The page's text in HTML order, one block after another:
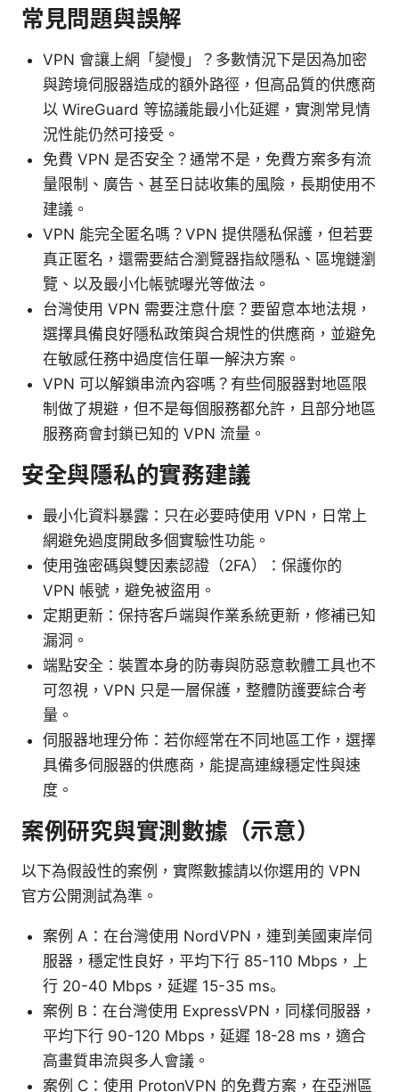
常見問題與誤解
VPN 會讓上網「變慢」？多數情況下是因為加密
與跨境伺服器造成的額外路徑，但高品質的供應商
以 WireGuard 等協議能最小化延遲，實測常見情
況性能仍然可接受。
免費 VPN 是否安全？通常不是，免費方案多有流
量限制、廣告、甚至日誌收集的風險，長期使用不
建議。
VPN 能完全匿名嗎？VPN 提供隱私保護，但若要
真正匿名，還需要結合瀏覽器指紋隱私、區塊鏈瀏
覽、以及最小化帳號曝光等做法。
台灣使用 VPN 需要注意什麼？要留意本地法規，
選擇具備良好隱私政策與合規性的供應商，並避免
在敏感任務中過度信任單一解決方案。
VPN 可以解鎖串流內容嗎？有些伺服器對地區限
制做了規避，但不是每個服務都允許，且部分地區
服務商會封鎖已知的 VPN 流量。
安全與隱私的實務建議
最小化資料暴露：只在必要時使用 VPN，日常上
網避免過度開啟多個實驗性功能。
使用強密碼與雙因素認證（2FA）：保護你的
VPN 帳號，避免被盜用。
定期更新：保持客戶端與作業系統更新，修補已知
漏洞。
端點安全：裝置本身的防毒與防惡意軟體工具也不
可忽視，VPN 只是一層保護，整體防護要綜合考
量。
伺服器地理分佈：若你經常在不同地區工作，選擇
具備多伺服器的供應商，能提高連線穩定性與速
度。
案例研究與實測數據（示意）
以下為假設性的案例，實際數據請以你選用的 VPN
官方公開測試為準。
案例 A：在台灣使用 NordVPN，連到美國東岸伺
服器，穩定性良好，平均下行 85-110 Mbps，上
行 20-40 Mbps，延遲 15-35 ms。
案例 B：在台灣使用 ExpressVPN，同樣伺服器，
平均下行 90-120 Mbps，延遲 18-28 ms，適合
高畫質串流與多人會議。
案例 C：使用 ProtonVPN 的免費方案，在亞洲區